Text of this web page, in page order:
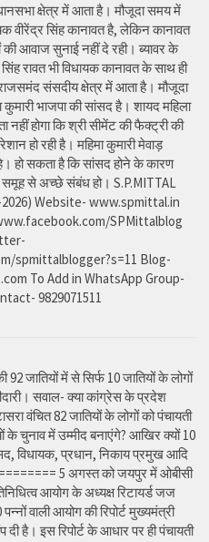
क्षेत्र में आता है। मौजूदा समय में
वीरेंद्र सिंह कानावत है, लेकिन कानावत
की आवाज सुनाई नहीं दे रही। ब्यावर के
रावत भी विधायक कानावत के साथ ही
संसदीय क्षेत्र में आता है। मौजूदा
कुमारी भाजपा की सांसद है। शायद महिला
नहीं होगा कि श्री सीमेंट की फैक्ट्री की
हो रही है। महिमा कुमारी मेवाड़
हो सकता है कि सांसद होने के कारण
समूह से अच्छे संबंध हो। S.P.MITTAL
2026) Website- www.spmittal.in
SPMittalblog
spmittalblogger?s=11 Blog-
To Add in WhatsApp Group-
9829071511
जातियों में से सिर्फ 10 जातियों के लोगों
सवाल- क्या कांग्रेस के प्रदेश
वंचित 82 जातियों के लोगों को पंचायती
के चुनाव में उम्मीद बनाएंगे? आखिर क्यों 10
विधायक, प्रधान, निकाय प्रमुख आदि
5 अगस्त को जयपुर में ओबीसी
आयोग के अध्यक्ष रिटायर्ड जज
वाली आयोग की रिपोर्ट मुख्यमंत्री
है। इस रिपोर्ट के आधार पर ही पंचायती